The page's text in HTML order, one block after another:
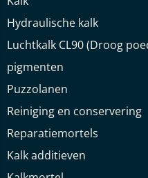
Hydraulische kalk
Luchtkalk CL90 (Droog
pigmenten
Puzzolanen
Reiniging en conservering
Reparatiemortels
Kalk additieven